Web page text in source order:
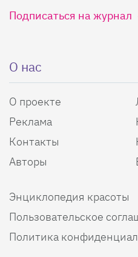
Подписаться на журнал
О нас
О проекте
Реклама
Контакты
Авторы
Энциклопедия красоты
Пользовательское
Политика